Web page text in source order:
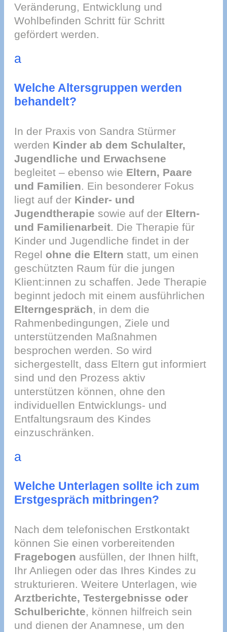
Veränderung, Entwicklung und
Wohlbefinden Schritt für Schritt
gefördert werden.
a
Welche Altersgruppen werden
behandelt?
In der Praxis von Sandra Stürmer
werden Kinder ab dem Schulalter,
Jugendliche und Erwachsene
begleitet – ebenso wie Eltern, Paare
und Familien. Ein besonderer Fokus
liegt auf der Kinder- und
Jugendtherapie sowie auf der Eltern-
und Familienarbeit. Die Therapie für
Kinder und Jugendliche findet in der
Regel ohne die Eltern statt, um einen
geschützten Raum für die jungen
Klient:innen zu schaffen. Jede Therapie
beginnt jedoch mit einem ausführlichen
Elterngespräch, in dem die
Rahmenbedingungen, Ziele und
unterstützenden Maßnahmen
besprochen werden. So wird
sichergestellt, dass Eltern gut informiert
sind und den Prozess aktiv
unterstützen können, ohne den
individuellen Entwicklungs- und
Entfaltungsraum des Kindes
einzuschränken.
a
Welche Unterlagen sollte ich zum
Erstgespräch mitbringen?
Nach dem telefonischen Erstkontakt
können Sie einen vorbereitenden
Fragebogen ausfüllen, der Ihnen hilft,
Ihr Anliegen oder das Ihres Kindes zu
strukturieren. Weitere Unterlagen, wie
Arztberichte, Testergebnisse oder
Schulberichte, können hilfreich sein
und dienen der Anamnese, um den